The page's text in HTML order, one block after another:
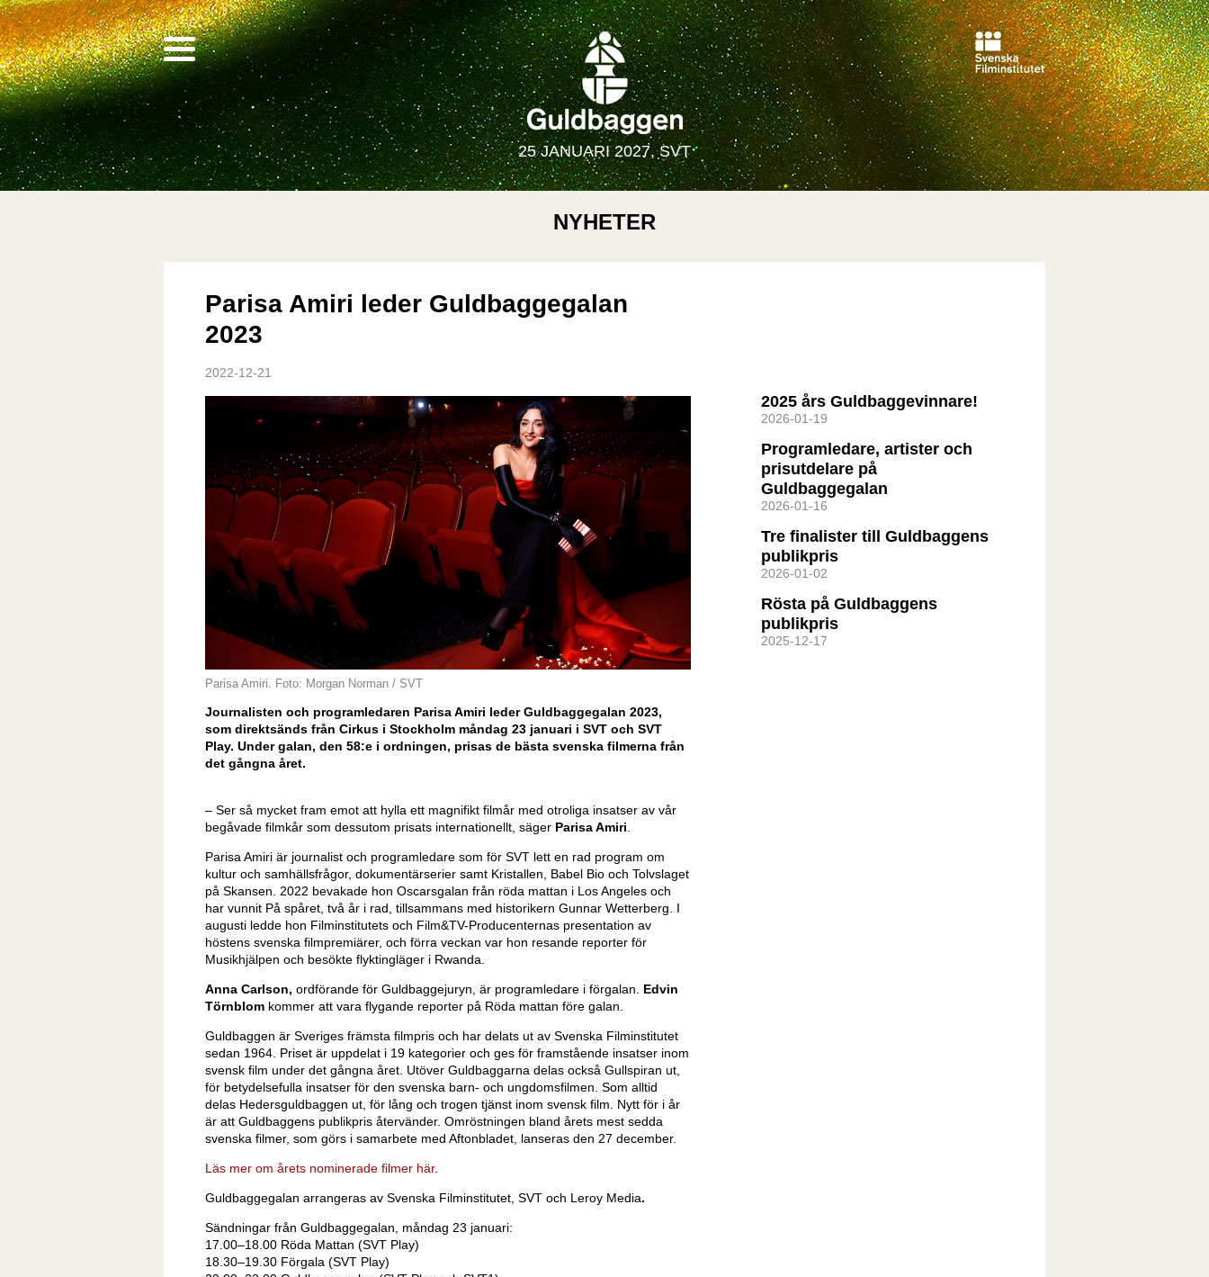
25 JANUARI 2027, SVT
NYHETER
Parisa Amiri leder Guldbaggegalan
2023
2022-12-21
Parisa Amiri. Foto: Morgan Norman / SVT
Journalisten och programledaren Parisa Amiri leder Guldbaggegalan 2023,
som direktsänds från Cirkus i Stockholm måndag 23 januari i SVT och SVT
Play. Under galan, den 58:e i ordningen, prisas de bästa svenska filmerna från
det gångna året.
– Ser så mycket fram emot att hylla ett magnifikt filmår med otroliga insatser av vår
begåvade filmkår som dessutom prisats internationellt, säger Parisa Amiri
Parisa Amiri är journalist och programledare som för SVT lett en rad program om
kultur och samhällsfrågor, dokumentärserier samt Kristallen, Babel Bio och Tolvslaget
på Skansen. 2022 bevakade hon Oscarsgalan från röda mattan i Los Angeles och
har vunnit På spåret, två år i rad, tillsammans med historikern Gunnar Wetterberg. I
augusti ledde hon Filminstitutets och Film&TV-Producenternas presentation av
höstens svenska filmpremiärer, och förra veckan var hon resande reporter för
Musikhjälpen och besökte flyktingläger i Rwanda.
Anna Carlson, ordförande för Guldbaggejuryn, är programledare i förgalan. Edvin
Törnblom kommer att vara flygande reporter på Röda mattan före galan.
Guldbaggen är Sveriges främsta filmpris och har delats ut av Svenska Filminstitutet
sedan 1964. Priset är uppdelat i 19 kategorier och ges för framstående insatser inom
svensk film under det gångna året. Utöver Guldbaggarna delas också Gullspiran ut,
för betydelsefulla insatser för den svenska barn- och ungdomsfilmen. Som alltid
delas Hedersguldbaggen ut, för lång och trogen tjänst inom svensk film. Nytt för i år
är att Guldbaggens publikpris återvänder. Omröstningen bland årets mest sedda
svenska filmer, som görs i samarbete med Aftonbladet, lanseras den 27 december.
Läs mer om årets nominerade filmer här.
Guldbaggegalan arrangeras av Svenska Filminstitutet, SVT och Leroy Media.
Sändningar från Guldbaggegalan, måndag 23 januari:
17.00–18.00 Röda Mattan (SVT Play)
18.30–19.30 Förgala (SVT Play)
2025 års Guldbaggevinnare!
2026-01-19
Programledare, artister och
prisutdelare på
Guldbaggegalan
2026-01-16
Tre finalister till Guldbaggens
publikpris
2026-01-02
Rösta på Guldbaggens
publikpris
2025-12-17